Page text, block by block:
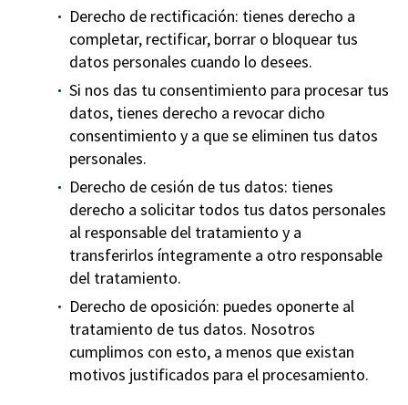
Derecho de rectificación: tienes derecho a
completar, rectificar, borrar o bloquear tus
datos personales cuando lo desees.
Si nos das tu consentimiento para procesar tus
datos, tienes derecho a revocar dicho
consentimiento y a que se eliminen tus datos
personales.
Derecho de cesión de tus datos: tienes
derecho a solicitar todos tus datos personales
al responsable del tratamiento y a
transferirlos íntegramente a otro responsable
del tratamiento.
Derecho de oposición: puedes oponerte al
tratamiento de tus datos. Nosotros
cumplimos con esto, a menos que existan
motivos justificados para el procesamiento.